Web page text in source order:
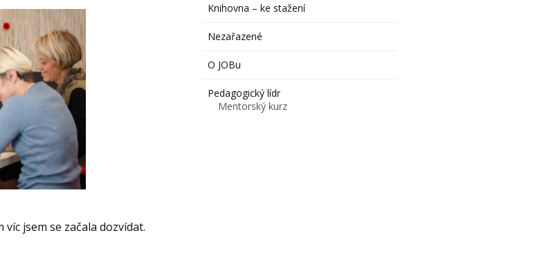
jsem se začala dozvídat.
Knihovna – ke stažení
Nezařazené
O JOBu
Pedagogický lídr
Mentorský kurz